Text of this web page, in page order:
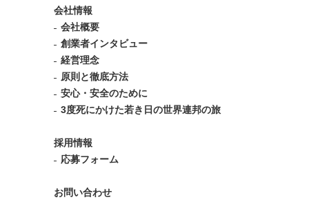
会社情報
会社概要
創業者インタビュー
経営理念
原則と徹底方法
安心・安全のために
3度死にかけた若き日の世界連邦の旅
採用情報
応募フォーム
お問い合わせ